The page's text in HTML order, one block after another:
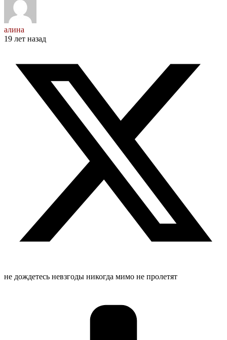
алина
19 лет назад
не дождетесь невзгоды никогда мимо не пролетят